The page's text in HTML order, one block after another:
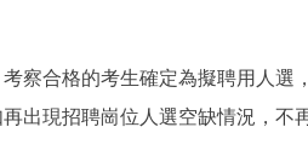
合格的考生確定為擬聘用人選，
出現招聘崗位人選空缺情況，不